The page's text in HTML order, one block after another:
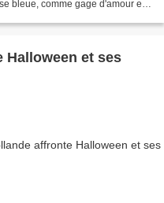
bleue, comme gage d'amour et
Halloween et ses